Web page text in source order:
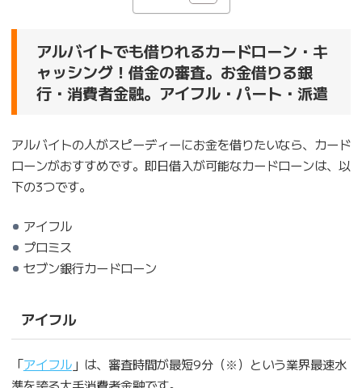
アルバイトでも借りれるカードローン・キ
ャッシング！借金の審査。お金借りる銀
行・消費者金融。アイフル・パート・派遣
アルバイトの人がスピーディーにお金を借りたいなら、カード
ローンがおすすめです。即日借入が可能なカードローンは、以
下の3つです。
アイフル
プロミス
セブン銀行カードローン
アイフル
「アイフル」は、審査時間が最短9分（※）という業界最速水